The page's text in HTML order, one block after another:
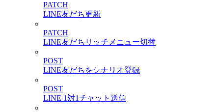
PATCH
LINE友だち更新
PATCH
LINE友だちリッチメニュー切替
POST
LINE友だちをシナリオ登録
POST
LINE 1対1チャット送信